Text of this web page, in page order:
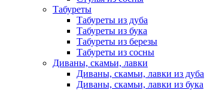
Табуреты
Табуреты из дуба
Табуреты из бука
Табуреты из березы
Табуреты из сосны
Диваны, скамьи, лавки
Диваны, скамьи, лавки из дуба
Диваны, скамьи, лавки из бука